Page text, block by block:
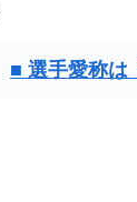
■ 選手愛称は